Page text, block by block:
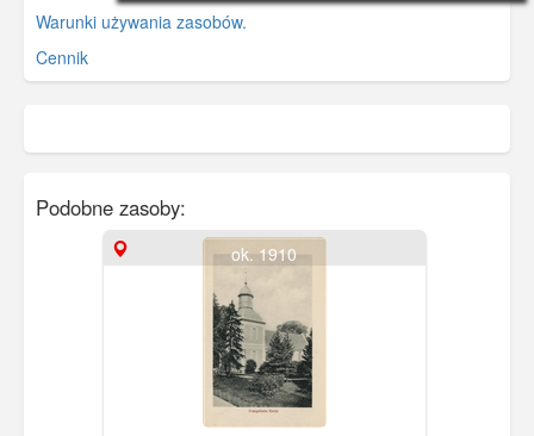
Warunki używania zasobów.
Cennik
Podobne zasoby:
ok. 1910